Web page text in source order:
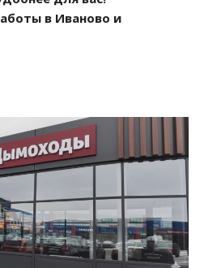
в Иваново и